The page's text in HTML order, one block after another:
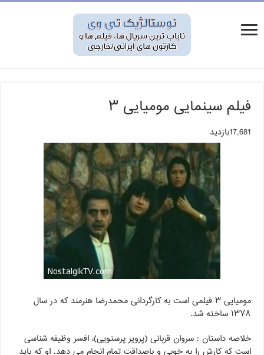
فیلم سینمایی مومیایی ۳
17,681بازدید
مومیایی ۳ فیلمی است به کارگردانی محمدرضا هنرمند که در سال
۱۳۷۸ ساخته شد.
خلاصه داستان : سروان قربانی (پرویز پرستویی)، افسر وظیفه شناسی
است که کارش را به خوبی و باصداقت تمام انجام می دهد. او که باید